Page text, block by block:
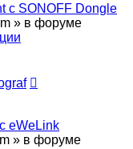
с SONOFF Dongle
» в форуме
eWeLink
» в форуме